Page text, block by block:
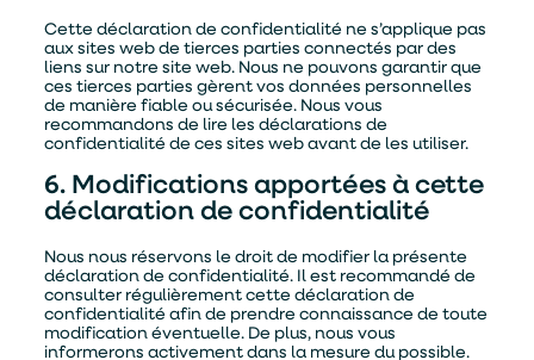
Cette déclaration de confidentialité ne s’applique pas
aux sites web de tierces parties connectés par des
liens sur notre site web. Nous ne pouvons garantir que
ces tierces parties gèrent vos données personnelles
de manière fiable ou sécurisée. Nous vous
recommandons de lire les déclarations de
confidentialité de ces sites web avant de les utiliser.
6. Modifications apportées à cette
déclaration de confidentialité
Nous nous réservons le droit de modifier la présente
déclaration de confidentialité. Il est recommandé de
consulter régulièrement cette déclaration de
confidentialité afin de prendre connaissance de toute
modification éventuelle. De plus, nous vous
informerons activement dans la mesure du possible.